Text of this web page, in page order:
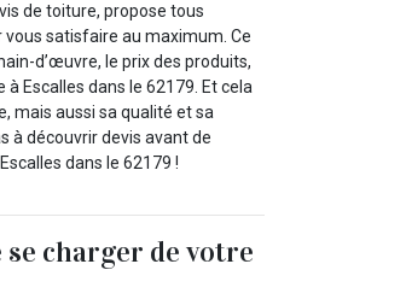
de toiture, propose tous
satisfaire au maximum. Ce
d’œuvre, le prix des produits,
Escalles dans le 62179. Et cela
mais aussi sa qualité et sa
à découvrir devis avant de
dans le 62179 !
charger de votre